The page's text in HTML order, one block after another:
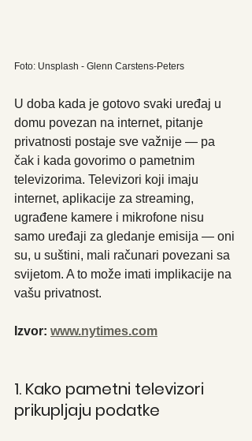
Foto: Unsplash - Glenn Carstens-Peters
U doba kada je gotovo svaki uređaj u
domu povezan na internet, pitanje
privatnosti postaje sve važnije — pa
čak i kada govorimo o pametnim
televizorima. Televizori koji imaju
internet, aplikacije za streaming,
ugrađene kamere i mikrofone nisu
samo uređaji za gledanje emisija — oni
su, u suštini, mali računari povezani sa
svijetom. A to može imati implikacije na
vašu privatnost.
Izvor: www.nytimes.com
1. Kako pametni televizori
prikupljaju podatke